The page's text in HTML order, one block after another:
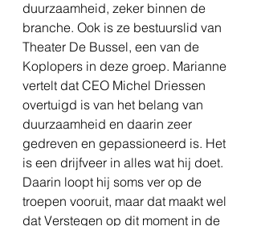
duurzaamheid, zeker binnen de
branche. Ook is ze bestuurslid van
Theater De Bussel, een van de
Koplopers in deze groep. Marianne
vertelt dat CEO Michel Driessen
overtuigd is van het belang van
duurzaamheid en daarin zeer
gedreven en gepassioneerd is. Het
is een drijfveer in alles wat hij doet.
Daarin loopt hij soms ver op de
troepen vooruit, maar dat maakt wel
dat Verstegen op dit moment in de